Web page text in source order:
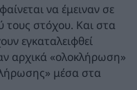
φαίνεται να έμειναν σε
τους στόχου. Και στα
εγκαταλειφθεί
αρχικά «ολοκλήρωση»
μέσα στα